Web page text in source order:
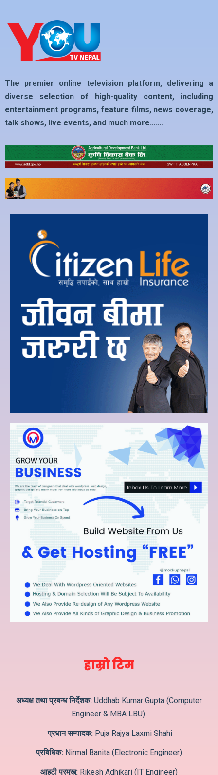
The premier online television platform, delivering a
diverse selection of high-quality content, including
entertainment programs, feature films, news coverage,
talk shows, live events, and much more…….
हाम्रो टिम
अध्यक्ष तथा प्रबन्ध निर्देशक: Uddhab Kumar Gupta (Computer
Engineer & MBA LBU)
प्रधान सम्पादक: Puja Rajya Laxmi Shahi
प्रबिधिक: Nirmal Banita (Electronic Engineer)
आइटी प्रमुख: Rikesh Adhikari (IT Engineer)